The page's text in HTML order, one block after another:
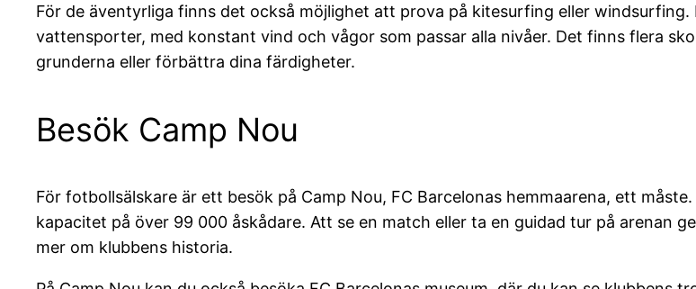
För de äventyrliga finns det också möjlighet att prova på kitesurfing eller
vattensporter, med konstant vind och vågor som passar alla nivåer. Det finns flera
grunderna eller förbättra dina färdigheter.
Besök Camp Nou
För fotbollsälskare är ett besök på Camp Nou, FC Barcelonas hemmaarena, ett
kapacitet på över 99 000 åskådare. Att se en match eller ta en guidad tur på arenan
mer om klubbens historia.